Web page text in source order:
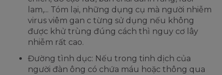
lam,... Tóm lại, những dụng cụ mà người nhiễm
virus viêm gan c từng sử dụng nếu không
được khử trùng đúng cách thì nguy cơ lây
nhiễm rất cao.
Đường tình dục: Nếu trong tinh dịch của
người đàn ông có chứa máu hoặc thông qua